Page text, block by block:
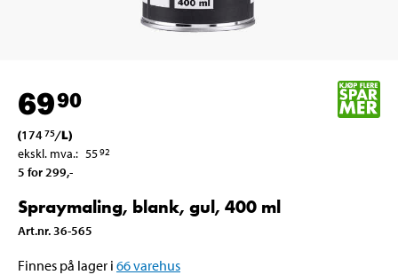
6990
(17475/L)
ekskl. mva.: 5592
5 for 299,-
Spraymaling, blank, gul, 400 ml
Art.nr. 36-565
Finnes på lager i 66varehus